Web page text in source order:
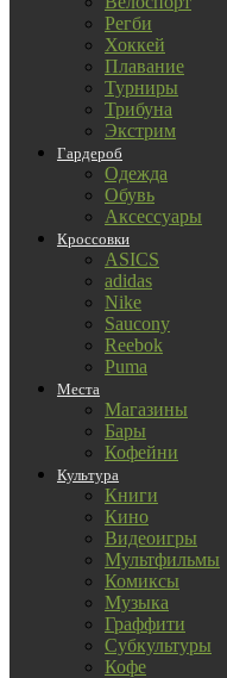
Регби
Хоккей
Плавание
Турниры
Трибуна
Экстрим
Гардероб
Одежда
Обувь
Аксессуары
Кроссовки
ASICS
adidas
Nike
Saucony
Reebok
Puma
Места
Магазины
Бары
Кофейни
Культура
Книги
Кино
Видеоигры
Мультфильмы
Комиксы
Музыка
Граффити
Субкультуры
Кофе